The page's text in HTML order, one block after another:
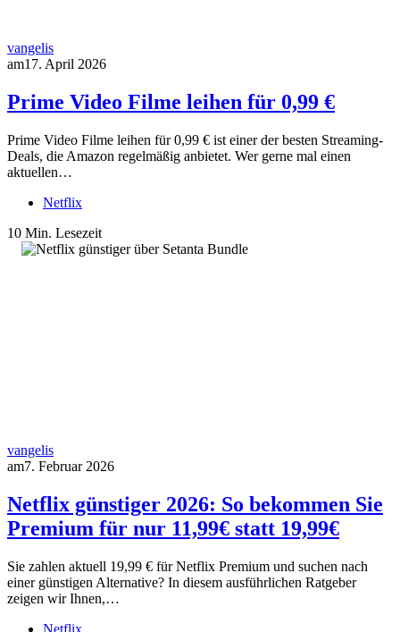
vangelis
am17. April 2026
Prime Video Filme leihen für 0,99 €
Prime Video Filme leihen für 0,99 € ist einer der besten Streaming-
Deals, die Amazon regelmäßig anbietet. Wer gerne mal einen
aktuellen…
Netflix
10 Min. Lesezeit
vangelis
am7. Februar 2026
Netflix günstiger 2026: So bekommen Sie
Premium für nur 11,99€ statt 19,99€
Sie zahlen aktuell 19,99 € für Netflix Premium und suchen nach
einer günstigen Alternative? In diesem ausführlichen Ratgeber
zeigen wir Ihnen,…
Netflix